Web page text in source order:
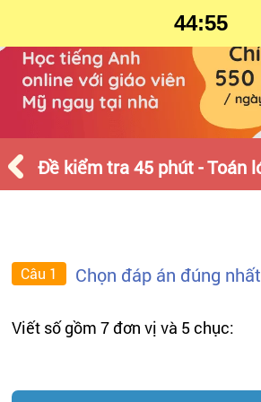
44:55
Câu 1 Chọn đáp án đúng nhất
Viết số gồm 7 đơn vị và 5 chục: